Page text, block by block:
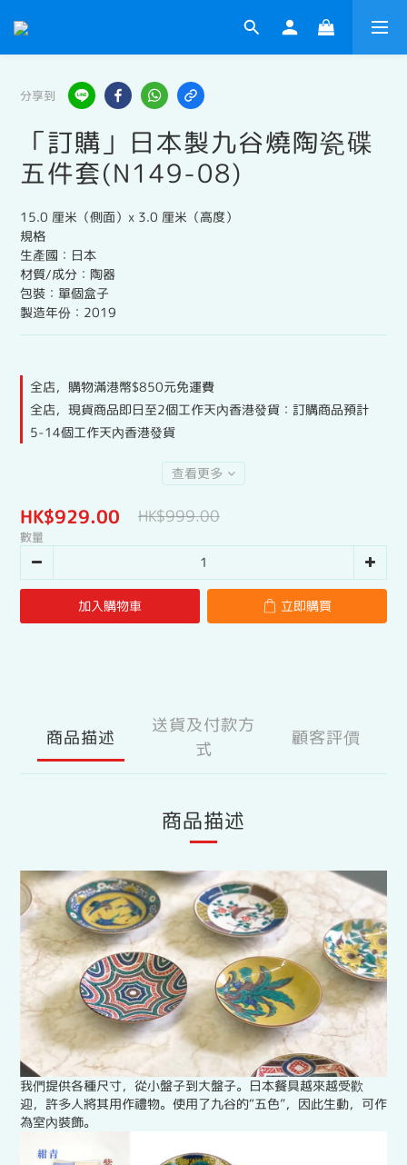
分享到
「訂購」日本製九谷燒陶瓷碟
五件套(N149-08)
15.0 厘米（側面）x 3.0 厘米（高度）
規格
生產國：日本
材質/成分：陶器
包裝：單個盒子
製造年份：2019
全店，購物滿港幣$850元免運費
全店，現貨商品即日至2個工作天內香港發貨：訂購商品預計
5-14個工作天內香港發貨
查看更多
HK$929.00 HK$999.00
數量
加入購物車 立即購買
商品描述
送貨及付款方
式
顧客評價
商品描述
我們提供各種尺寸，從小盤子到大盤子。日本餐具越來越受歡
迎，許多人將其用作禮物。使用了九谷的“五色”，因此生動，可作
為室內裝飾。